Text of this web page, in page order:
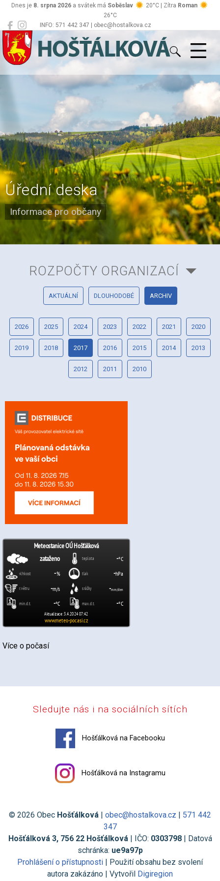
INFO: 571 442 347 | obec@hostalkova.cz
Dnes je 8. srpna 2026 a svátek má Soběslav 20°C | Zítra Roman
26°C
Hošťálková
Úřední deska
Informace pro občany
Více o počasí
ROZPOČTY ORGANIZACÍ
AKTUÁLNÍ DLOUHODOBÉ ARCHIV
2026 2025 2024 2023 2022 2021 2020
2019 2018 2017 2016 2015 2014 2013
2012 2011 2010
Sledujte nás i na sociálních sítích
Hošťálková na Facebooku
Hošťálková na Instagramu
© 2026 Obec Hošťálková | obec@hostalkova.cz | 571 442
347
Hošťálková 3, 756 22 Hošťálková| IČO: 0303798| Datová
schránka: ue9a97p
Prohlášení o přístupnosti | Použití obsahu bez svolení
autora zakázáno | Vytvořil Digiregion